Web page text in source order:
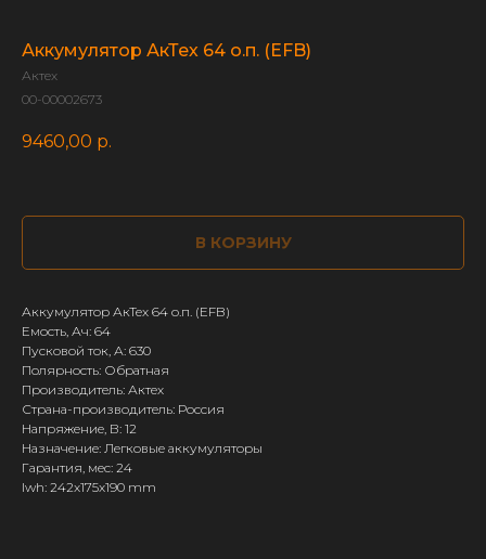
Аккумулятор АкТех 64 о.п. (EFB)
Актех
00-00002673
9460,00 р.
В КОРЗИНУ
Аккумулятор АкТех 64 о.п. (EFB)
Емость, Ач: 64
Пусковой ток, А: 630
Полярность: Обратная
Производитель: Актех
Страна-производитель: Россия
Напряжение, В: 12
Назначение: Легковые аккумуляторы
Гарантия, мес: 24
lwh: 242x175x190 mm